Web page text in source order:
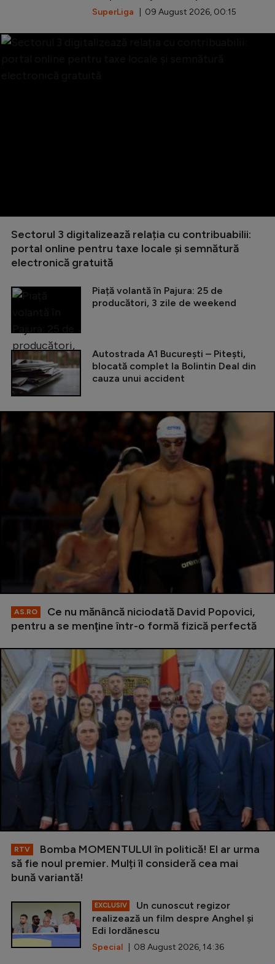
SuperLiga | 09 August 2026, 00:15
Sectorul 3 digitalizează relația cu contribuabilii:
portal online pentru taxe locale și semnătură
electronică gratuită
Piață volantă în Pajura: 25 de
producători, 3 zile de weekend
Autostrada A1 București – Pitești,
blocată complet la Bolintin Deal din
cauza unui accident
AS.RO
Ce nu mănâncă niciodată David Popovici,
pentru a se menţine într-o formă fizică perfectă
RTV
Bomba MOMENTULUI în politică! El ar urma
să fie noul premier. Mulți îl consideră cea mai
bună variantă!
EXCLUSIV
Un cunoscut regizor
realizează un film despre Anghel și
Edi Iordănescu
Special | 08 August 2026, 14:36